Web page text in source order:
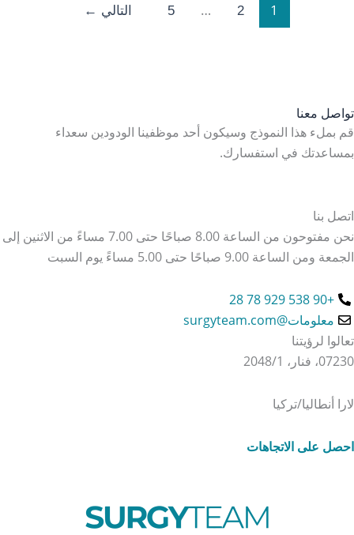
1
2
…
5 التالي ←
تواصل معنا
قم بملء هذا النموذج وسيكون أحد موظفينا الودودين سعداء
بمساعدتك في استفسارك.
اتصل بنا
نحن مفتوحون من الساعة 8.00 صباحًا حتى 7.00 مساءً من الاثنين إلى
الجمعة ومن الساعة 9.00 صباحًا حتى 5.00 مساءً يوم السبت
+90 538 929 78 28
معلومات@surgyteam.com
تعالوا لرؤيتنا
07230، فنار، 2048/1
لارا أنطاليا/تركيا
احصل على الاتجاهات